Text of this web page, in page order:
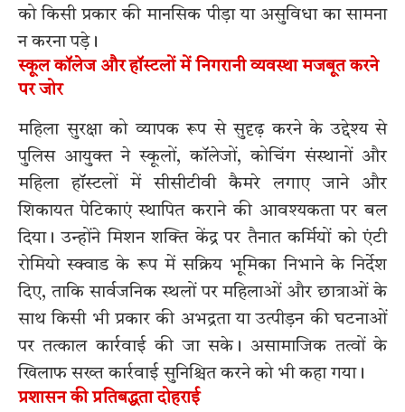
को किसी प्रकार की मानसिक पीड़ा या असुविधा का सामना
न करना पड़े।
स्कूल कॉलेज और हॉस्टलों में निगरानी व्यवस्था मजबूत करने
पर जोर
महिला सुरक्षा को व्यापक रूप से सुदृढ़ करने के उद्देश्य से
पुलिस आयुक्त ने स्कूलों, कॉलेजों, कोचिंग संस्थानों और
महिला हॉस्टलों में सीसीटीवी कैमरे लगाए जाने और
शिकायत पेटिकाएं स्थापित कराने की आवश्यकता पर बल
दिया। उन्होंने मिशन शक्ति केंद्र पर तैनात कर्मियों को एंटी
रोमियो स्क्वाड के रूप में सक्रिय भूमिका निभाने के निर्देश
दिए, ताकि सार्वजनिक स्थलों पर महिलाओं और छात्राओं के
साथ किसी भी प्रकार की अभद्रता या उत्पीड़न की घटनाओं
पर तत्काल कार्रवाई की जा सके। असामाजिक तत्वों के
खिलाफ सख्त कार्रवाई सुनिश्चित करने को भी कहा गया।
प्रशासन की प्रतिबद्धता दोहराई